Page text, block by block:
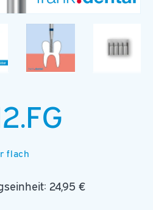
flach
24,95 €